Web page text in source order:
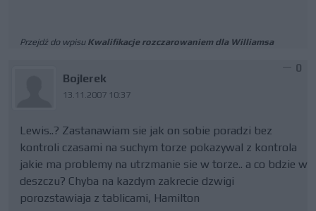
Przejdź do wpisu Kwalifikacje rozczarowaniem dla Williamsa
Bojlerek
13.11.2007 10:37
0
Lewis..? Zastanawiam sie jak on sobie poradzi bez
kontroli czasami na suchym torze pokazywal z kontrola
jakie ma problemy na utrzmanie sie w torze.. a co bdzie w
deszczu? Chyba na kazdym zakrecie dzwigi
porozstawiaja z tablicami, Hamilton